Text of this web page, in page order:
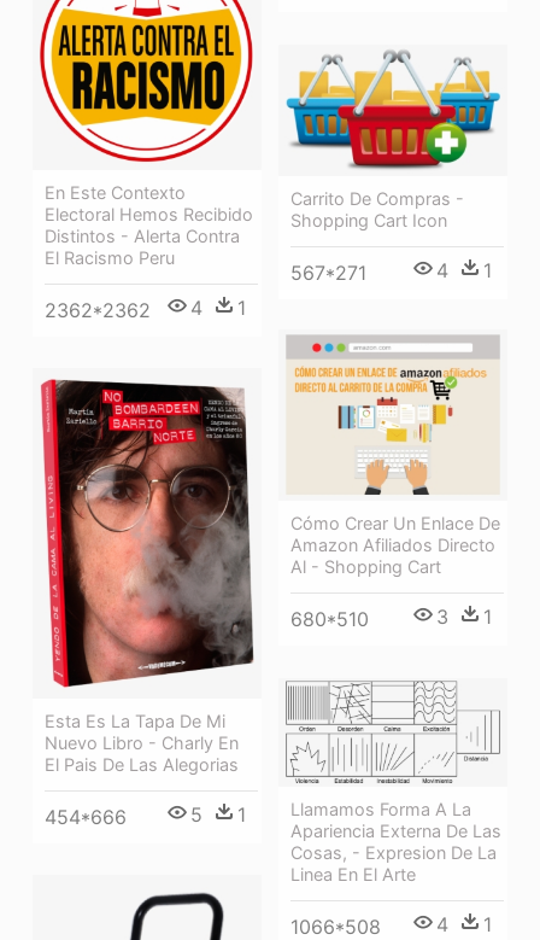
En Este Contexto
Electoral Hemos Recibido
Distintos - Alerta Contra
El Racismo Peru
2362*2362 4 1
Carrito De Compras -
Shopping Cart Icon
567*271 4 1
Cómo Crear Un Enlace De
Amazon Afiliados Directo
Al - Shopping Cart
680*510 3 1
Esta Es La Tapa De Mi
Nuevo Libro - Charly En
El Pais De Las Alegorias
454*666 5 1
Llamamos Forma A La
Apariencia Externa De Las
Cosas, - Expresion De La
Linea En El Arte
1066*508 4 1